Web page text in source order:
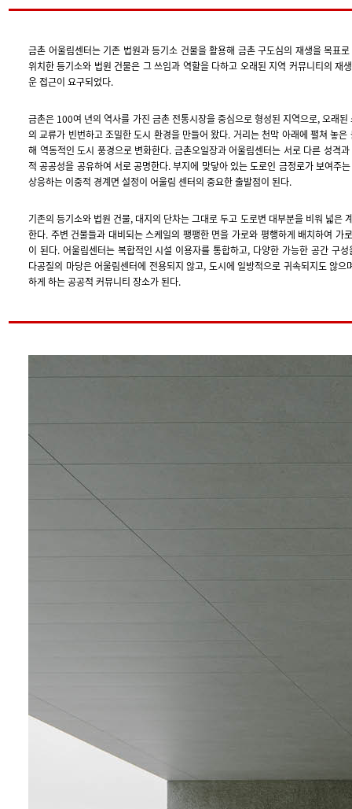
금촌 어울림센터는 기존 법원과 등기소 건물을 활용해 금촌 구도심의 재생을 목표
위치한 등기소와 법원 건물은 그 쓰임과 역할을 다하고 오래된 지역 커뮤니티의 재
운 접근이 요구되었다.
금촌은 100여 년의 역사를 가진 금촌 전통시장을 중심으로 형성된 지역으로, 오래
의 교류가 빈번하고 조밀한 도시 환경을 만들어 왔다. 거리는 천막 아래에 펼쳐 놓
해 역동적인 도시 풍경으로 변화한다. 금촌오일장과 어울림센터는 서로 다른 성격
적 공공성을 공유하여 서로 공명한다. 부지에 맞닿아 있는 도로인 금정로가 보여주
상응하는 이중적 경계면 설정이 어울림 센터의 중요한 출발점이 된다.
기존의 등기소와 법원 건물, 대지의 단차는 그대로 두고 도로변 대부분을 비워 넓은
한다. 주변 건물들과 대비되는 스케일의 팽팽한 면을 가로와 평행하게 배치하여 가
이 된다. 어울림센터는 복합적인 시설 이용자를 통합하고, 다양한 가능한 공간 구
다공질의 마당은 어울림센터에 전용되지 않고, 도시에 일방적으로 귀속되지도 않
하게 하는 공공적 커뮤니티 장소가 된다.